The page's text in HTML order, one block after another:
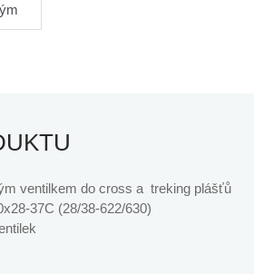
ventilkem do cross a treking plášťů
37C (28/38-622/630)